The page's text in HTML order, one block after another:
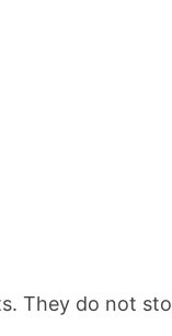
They do not